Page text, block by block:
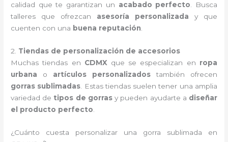
calidad que te garantizan un acabado perfecto . Busca
talleres que ofrezcan asesoría personalizada y que
cuenten con una buena reputación
2. Tiendas de personalización de accesorios
Muchas tiendas en CDMX que se especializan en ropa
urbana o artículos personalizados también ofrecen
gorras sublimadas . Estas tiendas suelen tener una amplia
variedad de tipos de gorrasy pueden ayudarte a diseñar
el producto perfecto
¿Cuánto cuesta personalizar una gorra sublimada en